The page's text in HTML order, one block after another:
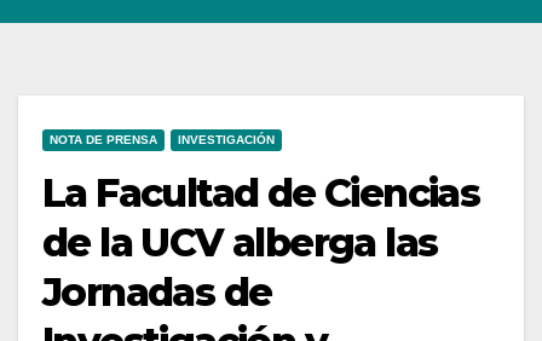
NOTA DE PRENSA INVESTIGACIÓN
La Facultad de Ciencias
de la UCV alberga las
Jornadas de